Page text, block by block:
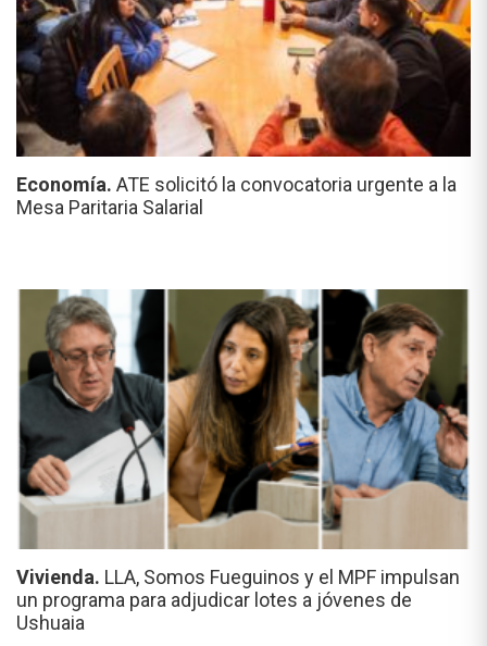
Economía. ATE solicitó la convocatoria urgente a la
Mesa Paritaria Salarial
Vivienda. LLA, Somos Fueguinos y el MPF impulsan
un programa para adjudicar lotes a jóvenes de
Ushuaia